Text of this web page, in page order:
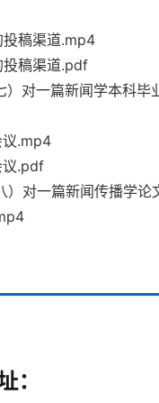
稿渠道.mp4
投稿渠道.pdf
）对一篇新闻学本科毕
议.mp4
议.pdf
）对一篇新闻传播学论
：